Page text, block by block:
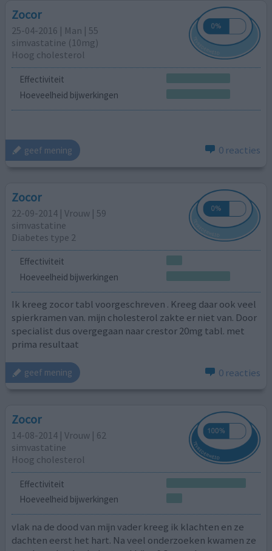
Zocor
25-04-2016 | Man | 55
simvastatine (10mg)
Hoog cholesterol
Effectiviteit
Hoeveelheid bijwerkingen
geef mening 0 reacties
Zocor
22-09-2014 | Vrouw | 59
simvastatine
Diabetes type 2
Effectiviteit
Hoeveelheid bijwerkingen
Ik kreeg zocor tabl voorgeschreven . Kreeg daar ook veel
spierkramen van. mijn cholesterol zakte er niet van. Door
specialist dus overgegaan naar crestor 20mg tabl. met
prima resultaat
geef mening 0 reacties
Zocor
14-08-2014 | Vrouw | 62
simvastatine
Hoog cholesterol
Effectiviteit
Hoeveelheid bijwerkingen
vlak na de dood van mijn vader kreeg ik klachten en ze
dachten eerst het hart. Na veel onderzoeken kwamen ze